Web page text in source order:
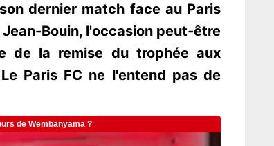
dernier match face au Paris
Bouin, l'occasion peut-être
de la remise du trophée aux
Paris FC ne l'entend pas de